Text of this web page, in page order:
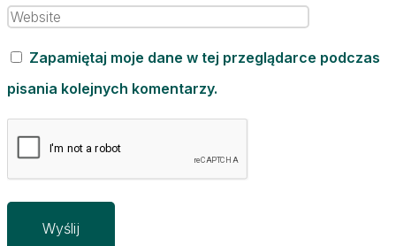
Zapamiętaj moje dane w tej przeglądarce podczas
pisania kolejnych komentarzy.